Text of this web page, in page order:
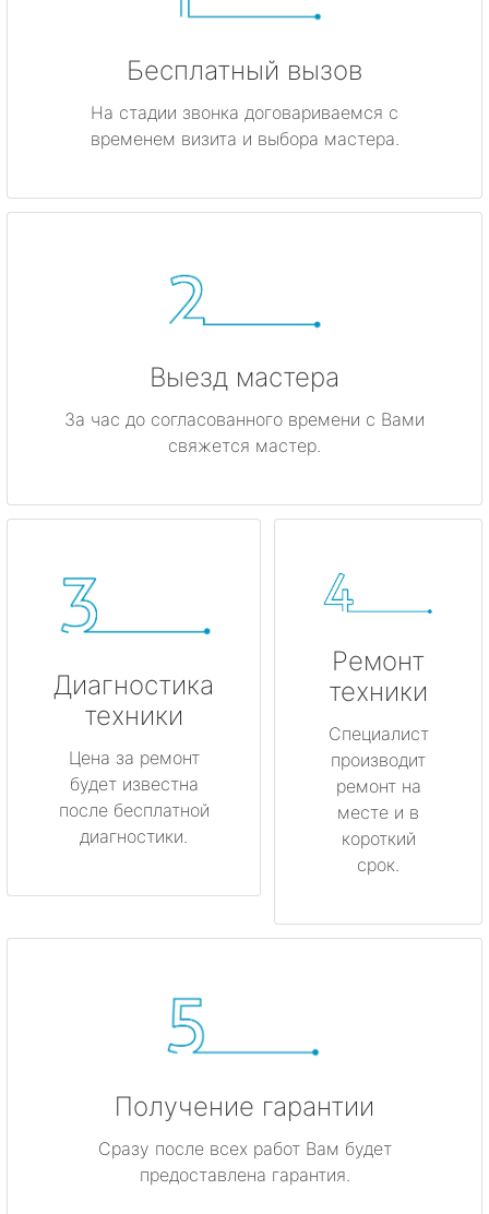
Бесплатный вызов
На стадии звонка договариваемся с
временем визита и выбора мастера.
Выезд мастера
За час до согласованного времени с Вами
свяжется мастер.
Диагностика
техники
Цена за ремонт
будет известна
после бесплатной
диагностики.
Ремонт
техники
Специалист
производит
ремонт на
месте и в
короткий
срок.
Получение гарантии
Сразу после всех работ Вам будет
предоставлена гарантия.